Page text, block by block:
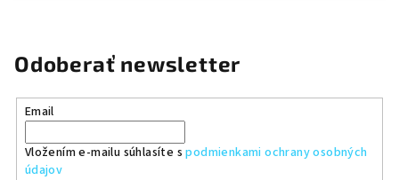
Odoberať newsletter
Email
Vložením e-mailu súhlasíte spodmienkami ochrany osobných
údajov